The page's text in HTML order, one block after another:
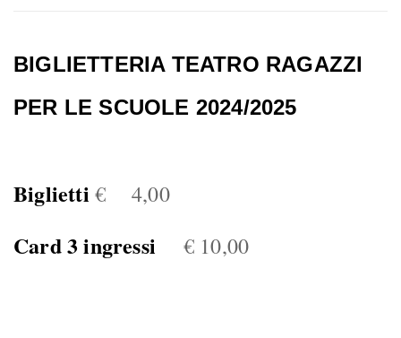
BIGLIETTERIA TEATRO RAGAZZI
PER LE SCUOLE 2024/2025
Biglietti € 4,00
Card 3 ingressi € 10,00